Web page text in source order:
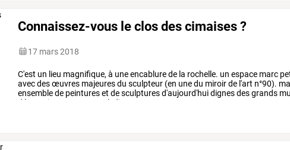
Connaissez-vous le clos des cimaises ?
17 mars 2018
C'est un lieu magnifique, à uneencablurede la rochelle. un espace marc
avecdesœuvres majeuresdu sculpteur (en unedu miroirde l'art n°90).
ensemblede peintureset desculpturesd'aujourd'huidignesdesgrands
découvrirez
lydie